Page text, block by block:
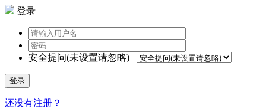
登录
安全提问(未设置请忽略)
登录
还没有注册？